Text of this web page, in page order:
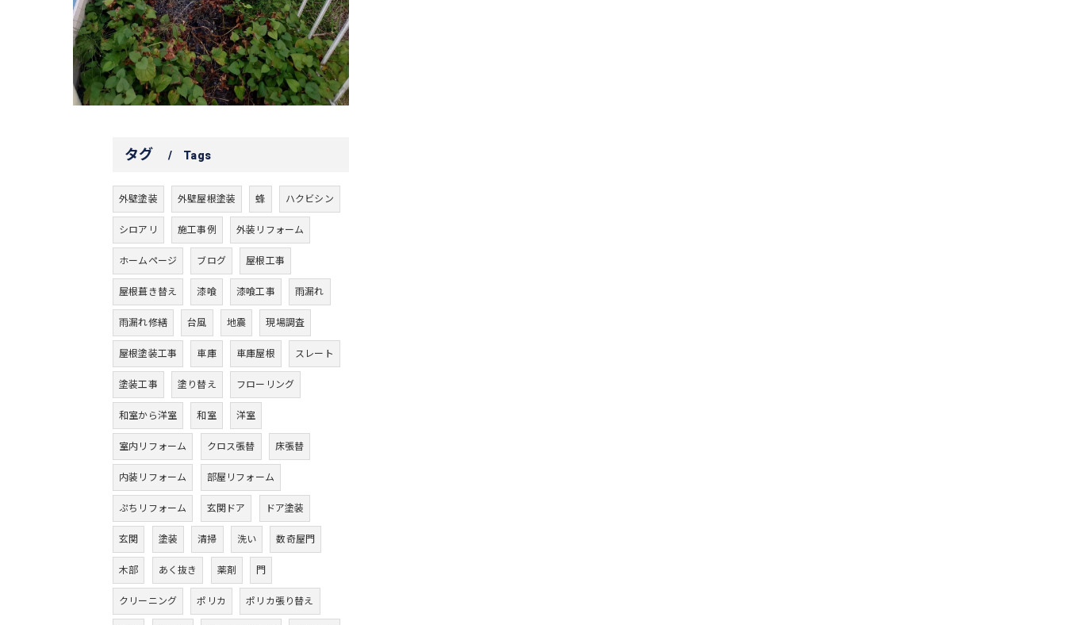
タグ Tags
外壁塗装 外壁屋根塗装 蜂 ハクビシン
シロアリ 施工事例 外装リフォーム
ホームページ ブログ 屋根工事
屋根葺き替え 漆喰 漆喰工事 雨漏れ
雨漏れ修繕 台風 地震 現場調査
屋根塗装工事 車庫 車庫屋根 スレート
塗装工事 塗り替え フローリング
和室から洋室 和室 洋室
室内リフォーム クロス張替 床張替
内装リフォーム 部屋リフォーム
ぷちリフォーム 玄関ドア ドア塗装
玄関 塗装 清掃 洗い 数奇屋門
木部 あく抜き 薬剤 門
クリーニング ポリカ ポリカ張り替え